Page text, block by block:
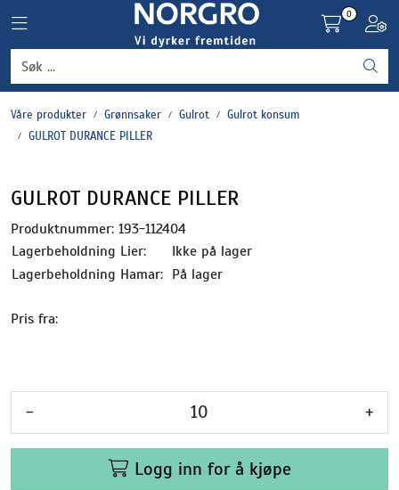
Toggle navigation
0
Våre produkter Grønnsaker Gulrot
Gulrot konsum
GULROT DURANCE PILLER
GULROT DURANCE PILLER
Produktnummer: 193-112404
Lagerbeholdning Lier:
Ikke på lager
Lagerbeholdning Hamar: På lager
Pris fra:
- +
Logg inn for å kjøpe
Grønnsaker
Settepotet og setteløk
Plantevern og nyttedyr
Blomster, potter og brett
Driftsmidler